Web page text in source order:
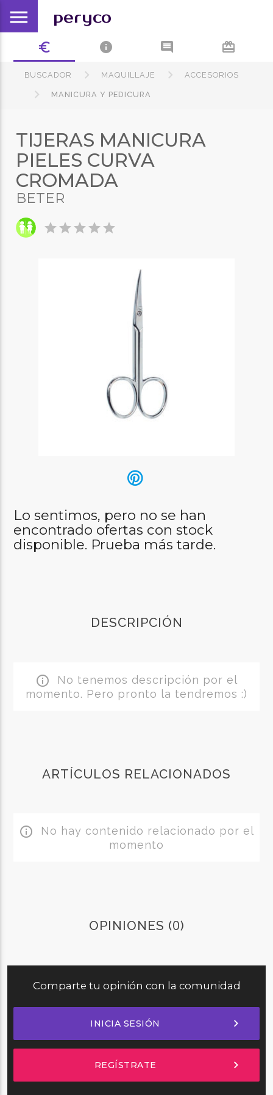
menu peryco
euro_symbol info comment card_giftcard
BUSCADOR MAQUILLAJE ACCESORIOS
MANICURA Y PEDICURA
TIJERAS MANICURA
PIELES CURVA
CROMADA
BETER
starstarstarstarstar
Lo sentimos, pero no se han
encontrado ofertas con stock
disponible. Prueba más tarde.
DESCRIPCIÓN
info_outline No tenemos descripción por el
momento. Pero pronto la tendremos :)
ARTÍCULOS RELACIONADOS
info_outline No hay contenido relacionado por el
momento
OPINIONES (0)
Comparte tu opinión con la comunidad
INICIA SESIÓN chevron_right
REGÍSTRATE chevron_right